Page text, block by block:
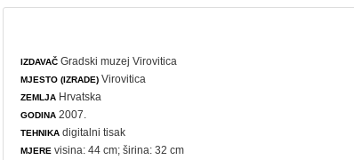
IZDAVAČ Gradski muzej Virovitica
MJESTO (IZRADE) Virovitica
ZEMLJA Hrvatska
GODINA 2007.
TEHNIKA digitalni tisak
MJERE visina: 44 cm; širina: 32 cm